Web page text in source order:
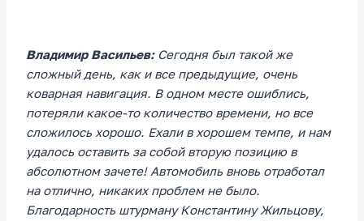
Владимир Васильев: Сегодня был такой же
сложный день, как и все предыдущие, очень
коварная навигация. В одном месте ошиблись,
потеряли какое-то количество времени, но все
сложилось хорошо. Ехали в хорошем темпе, и нам
удалось оставить за собой вторую позицию в
абсолютном зачете! Автомобиль вновь отработал
на отлично, никаких проблем не было.
Благодарность штурману Константину Жильцову,